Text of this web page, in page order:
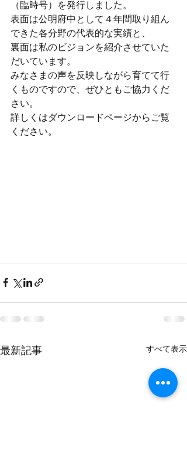
（臨時号）を発行しました。
表面は公明府中として４年間取り組ん
できた各分野の代表的な実績と、
裏面は私のビジョンを紹介させていた
だいています。
みなさまの声を反映しながら育てて行
くものですので、ぜひともご協力くだ
さい。
詳しくはダウンロードページからご覧
ください。
最新記事 すべて表示